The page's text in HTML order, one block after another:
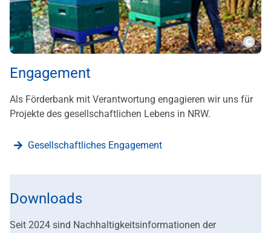
Engagement
Als Förderbank mit Verantwortung engagieren wir uns für
Projekte des gesellschaftlichen Lebens in NRW.
Gesellschaftliches Engagement
Downloads
Seit 2024 sind Nachhaltigkeitsinformationen der